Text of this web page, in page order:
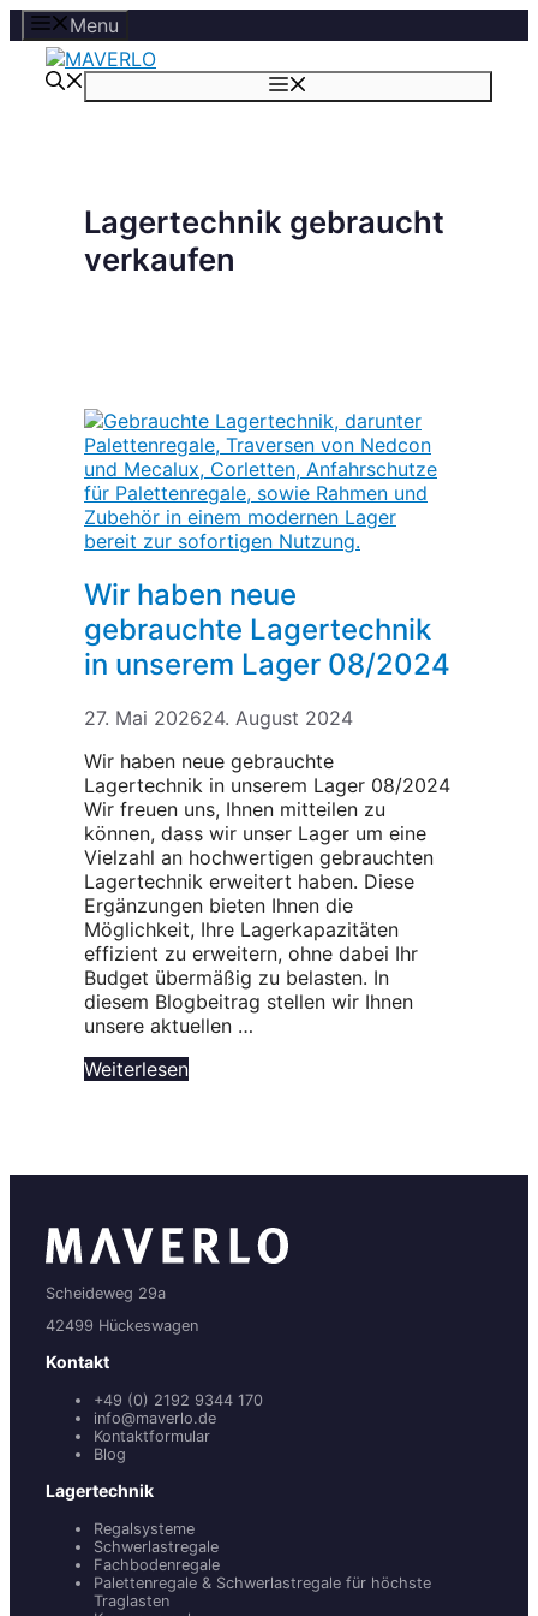
Zum
Inhalt
springen
Menu
Lagertechnik gebraucht
verkaufen
Wir haben neue
gebrauchte Lagertechnik
in unserem Lager 08/2024
27. Mai 202624. August 2024
Wir haben neue gebrauchte
Lagertechnik in unserem Lager 08/2024
Wir freuen uns, Ihnen mitteilen zu
können, dass wir unser Lager um eine
Vielzahl an hochwertigen gebrauchten
Lagertechnik erweitert haben. Diese
Ergänzungen bieten Ihnen die
Möglichkeit, Ihre Lagerkapazitäten
effizient zu erweitern, ohne dabei Ihr
Budget übermäßig zu belasten. In
diesem Blogbeitrag stellen wir Ihnen
unsere aktuellen …
Weiterlesen
Scheideweg 29a
42499 Hückeswagen
Kontakt
+49 (0) 2192 9344 170
info@maverlo.de
Kontaktformular
Blog
Lagertechnik
Regalsysteme
Schwerlastregale
Fachbodenregale
Palettenregale & Schwerlastregale für höchste
Traglasten